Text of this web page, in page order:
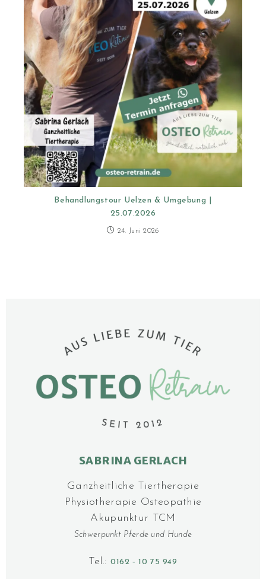
Behandlungstour Uelzen & Umgebung |
25.07.2026
24. Juni 2026
SABRINA GERLACH
Ganzheitliche Tier­­thera­pie
Physiotherapie Osteo­pathie
Akupunktur TCM
Schwerpunkt Pferde und Hunde
Tel.:0162 ‑ 10 75 949